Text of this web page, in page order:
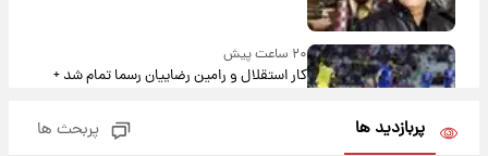
۲۰ ساعت پیش
کار استقلال و رامین رضاییان رسما تمام شد +
پربازدید ها پربحث ها